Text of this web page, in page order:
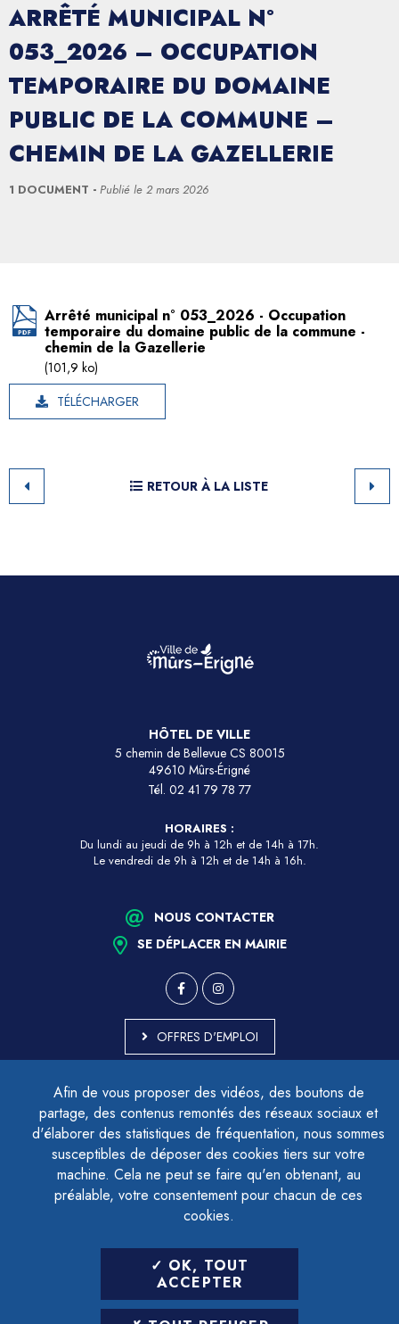
Afin de vous proposer des vidéos, des boutons de
partage, des contenus remontés des réseaux sociaux et
d'élaborer des statistiques de fréquentation, nous sommes
susceptibles de déposer des cookies tiers sur votre
machine. Cela ne peut se faire qu'en obtenant, au
préalable, votre consentement pour chacun de ces
cookies.
OK, TOUT
ACCEPTER
ARRÊTÉ MUNICIPAL N°
053_2026 – OCCUPATION
TEMPORAIRE DU DOMAINE
PUBLIC DE LA COMMUNE –
CHEMIN DE LA GAZELLERIE
1 DOCUMENT Publié le 2 mars 2026
Arrêté municipal n° 053_2026 - Occupation
temporaire du domaine public de la commune -
chemin de la Gazellerie
(101,9 ko)
TÉLÉCHARGER
RETOUR À LA LISTE
HÔTEL DE VILLE
5 chemin de Bellevue CS 80015
49610 Mûrs-Érigné
Tél. 02 41 79 78 77
HORAIRES :
Du lundi au jeudi de 9h à 12h et de 14h à 17h.
Le vendredi de 9h à 12h et de 14h à 16h.
NOUS CONTACTER
SE DÉPLACER EN MAIRIE
OFFRES D'EMPLOI
ACCESSIBILITÉ - PARTIELLEMENT CONFORME
PLAN DU SITE
MENTIONS LÉGALES
CONTACTER LE DÉLÉGUÉ À LA PROTECTION DES DONNÉES
GESTION DES COOKIES
LETTRE D'INFORMATION
SAISIR VOTRE ADRESSE E-MAIL
POUR VOUS INSCRIRE :